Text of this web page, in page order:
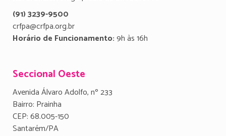
(91) 3239-9500
crfpa@crfpa.org.br
Horário de Funcionamento:9h às 16h
Seccional Oeste
Avenida Álvaro Adolfo, nº 233
Bairro: Prainha
CEP: 68.005-150
Santarém/PA